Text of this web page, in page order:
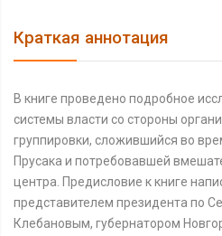
Краткая аннотация
В книге проведено подробное
системы власти со стороны
группировки, сложившийся во
Прусака и потребовавшей
центра. Предисловие к книге
представителем президента по
Клебановым, губернатором